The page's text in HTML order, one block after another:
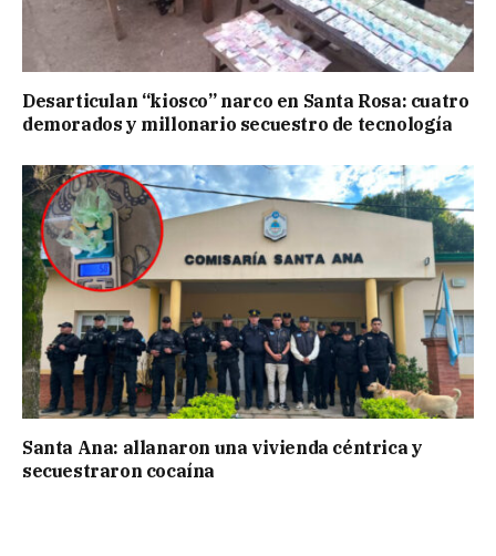
Desarticulan “kiosco” narco en Santa Rosa: cuatro
demorados y millonario secuestro de tecnología
Santa Ana: allanaron una vivienda céntrica y
secuestraron cocaína